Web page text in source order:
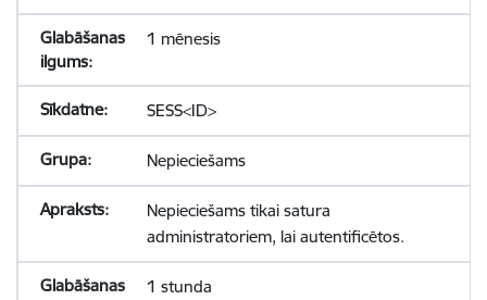
1 mēnesis
SESS<ID>
Nepieciešams
Nepieciešams tikai satura
administratoriem, lai autentificētos.
1 stunda